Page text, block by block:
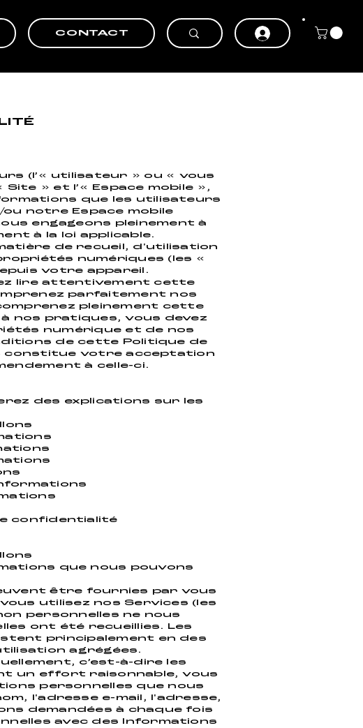
CONTACT
(l’« utilisateur » ou « vous
» et l’« Espace mobile »,
que les utilisateurs
notre Espace mobile
engageons pleinement à
à la loi applicable.
de recueil, d'utilisation
numériques (les «
votre appareil.
lire attentivement cette
parfaitement nos
pleinement cette
nos pratiques, vous devez
numérique et de nos
de cette Politique de
constitue votre acceptation
à celle-ci.
des explications sur les
confidentialité
que nous pouvons
être fournies par vous
utilisez nos Services (les
personnelles ne nous
ont été recueillies. Les
principalement en des
agrégées.
c’est-à-dire les
un effort raisonnable, vous
personnelles que nous
l'adresse e-mail, l'adresse,
demandées à chaque fois
avec des Informations